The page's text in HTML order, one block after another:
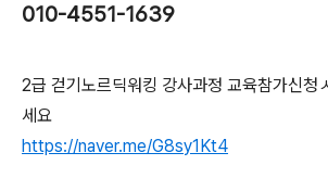
010-4551-1639
2급 걷기노르딕워킹 강사과정 교육참가신청
세요
https://naver.me/G8sy1Kt4